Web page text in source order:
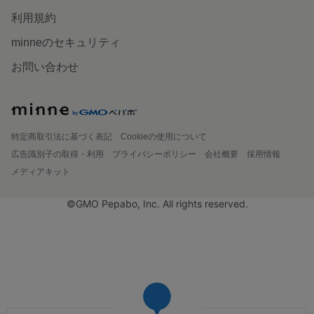
利用規約
minneのセキュリティ
お問い合わせ
特定商取引法に基づく表記
Cookieの使用について
広告識別子の取得・利用
プライバシーポリシー 会社概要
採用情報
メディアキット
©GMO Pepabo, Inc. All rights reserved.